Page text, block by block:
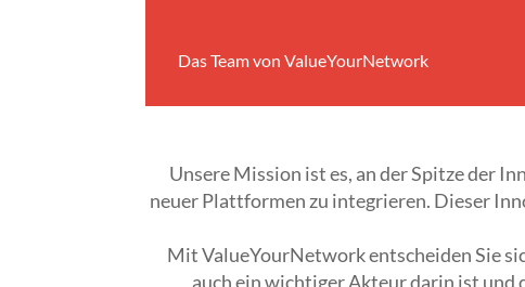
Das Team von ValueYourNetwork
Unsere Mission ist es, an der Spitze der
neuer Plattformen zu integrieren. Dieser
Mit ValueYourNetwork entscheiden Sie
auch ein wichtiger Akteur darin ist